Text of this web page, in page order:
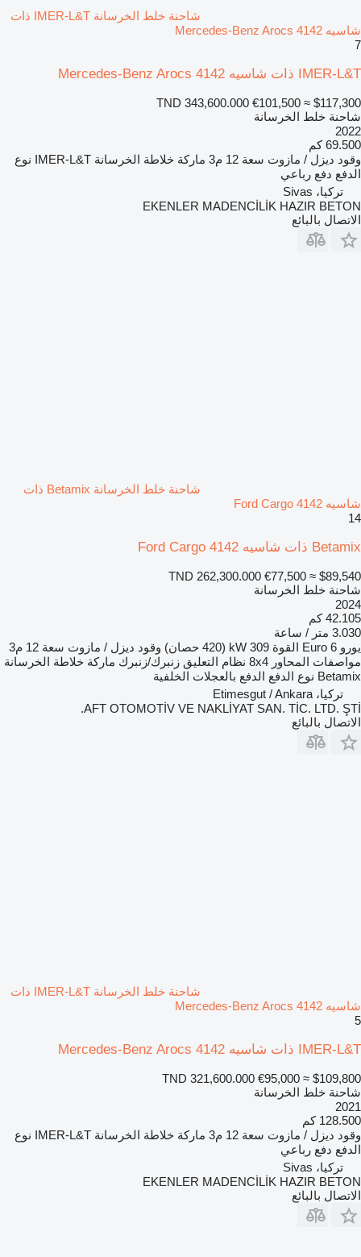
شاحنة خلط الخرسانة IMER-L&T ذات
شاسيه Mercedes-Benz Arocs 4142
7
IMER-L&T ذات شاسيه Mercedes-Benz Arocs 4142
TND 343,600.000 €101,500 ≈ $117,300
شاحنة خلط الخرسانة
2022
69.500 كم
وقود ديزل / مازوت سعة 12 م3 ماركة خلاطة الخرسانة IMER-L&T نوع
الدفع دفع رباعي
تركيا، Sivas
EKENLER MADENCİLİK HAZIR BETON
الاتصال بالبائع
شاحنة خلط الخرسانة Betamix ذات
شاسيه Ford Cargo 4142
14
Betamix ذات شاسيه Ford Cargo 4142
TND 262,300.000 €77,500 ≈ $89,540
شاحنة خلط الخرسانة
2024
42.105 كم
3.030 متر / ساعة
يورو Euro 6 القوة 309 kW (420 حصان) وقود ديزل / مازوت سعة 12 م3
مواصفات المحاور 8x4 نظام التعليق زنبرك/زنبرك ماركة خلاطة الخرسانة
Betamix نوع الدفع الدفع بالعجلات الخلفية
تركيا، Etimesgut / Ankara
AFT OTOMOTİV VE NAKLİYAT SAN. TİC. LTD. ŞTİ.
الاتصال بالبائع
شاحنة خلط الخرسانة IMER-L&T ذات
شاسيه Mercedes-Benz Arocs 4142
5
IMER-L&T ذات شاسيه Mercedes-Benz Arocs 4142
TND 321,600.000 €95,000 ≈ $109,800
شاحنة خلط الخرسانة
2021
128.500 كم
وقود ديزل / مازوت سعة 12 م3 ماركة خلاطة الخرسانة IMER-L&T نوع
الدفع دفع رباعي
تركيا، Sivas
EKENLER MADENCİLİK HAZIR BETON
الاتصال بالبائع